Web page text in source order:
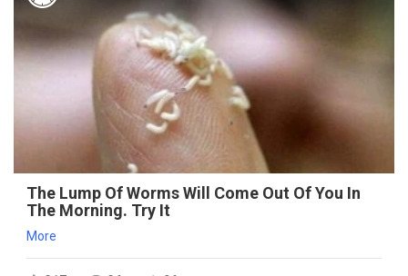
The Lump Of Worms Will Come Out Of You In
The Morning. Try It
More